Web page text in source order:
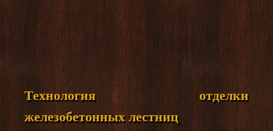
Технология отделки
железобетонных лестниц